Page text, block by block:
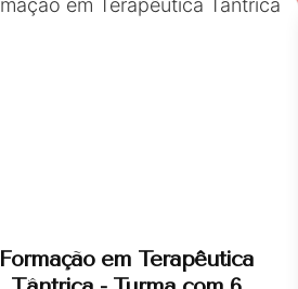
Formação em Terapêutica